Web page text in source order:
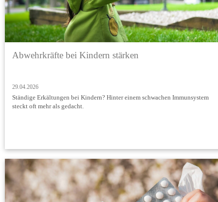
Abwehrkräfte bei Kindern stärken
29.04.2026
Ständige Erkältungen bei Kindern? Hinter einem schwachen Immunsystem
steckt oft mehr als gedacht.